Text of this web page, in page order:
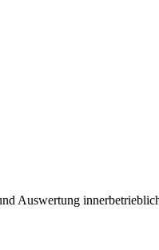
Auswertung